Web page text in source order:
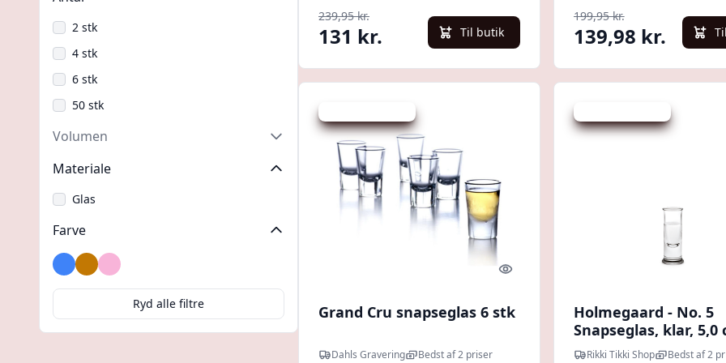
2 stk
4 stk
6 stk
50 stk
Volumen
Materiale
Glas
Farve
Blå GulLyserød
Ryd alle filtre
239,95 kr.
131 kr. Til butik
199,95 kr.
139,98 kr.
Quick look
Grand Cru snapseglas 6 stk
Dahls Gravering Bedst af 2 priser
Holmegaard - No. 5
Snapseglas, klar, 5,0
Rikki Tikki Shop Bedst af 2